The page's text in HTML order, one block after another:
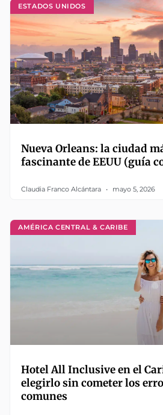
ESTADOS UNIDOS
Nueva Orleans: la ciudad
fascinante de EEUU (guía
Claudia Franco Alcántara mayo 5, 2026
AMÉRICA CENTRAL & CARIBE
Hotel All Inclusive en el
elegirlo sin cometer los
comunes